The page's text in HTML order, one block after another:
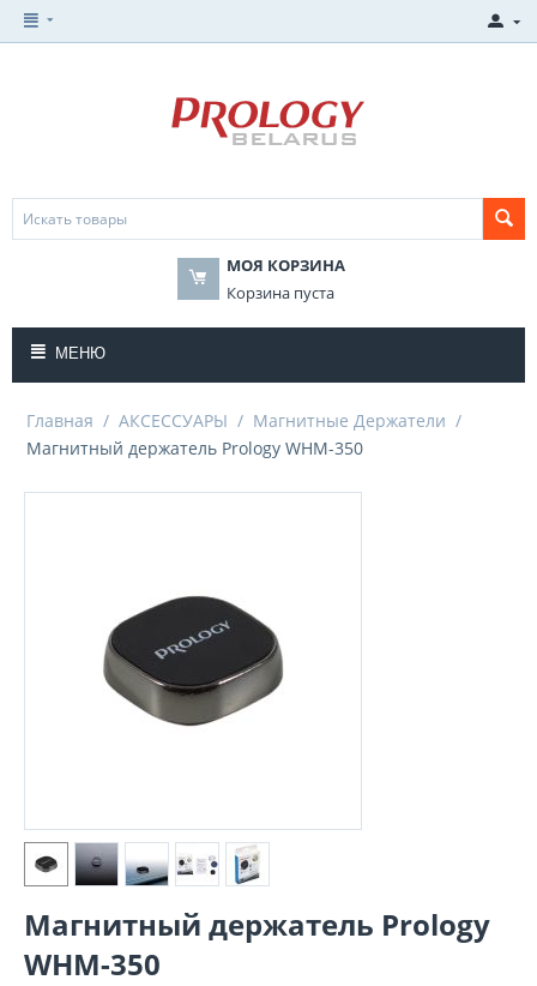
МОЯ КОРЗИНА
Корзина пуста
МЕНЮ
Главная / АКСЕССУАРЫ / Магнитные Держатели /
Магнитный держатель Prology WHM-350
Магнитный держатель Prology
WHM-350